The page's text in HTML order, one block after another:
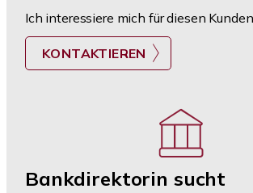
Ich interessiere mich für diesen Kunden
KONTAKTIEREN
Bankdirektorin sucht